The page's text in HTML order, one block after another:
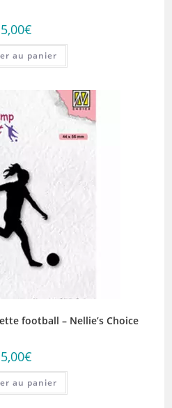
5,00€
au panier
football – Nellie’s Choice
5,00€
au panier